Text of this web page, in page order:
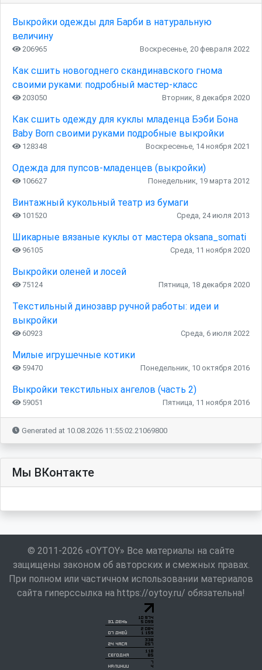
Выкройки одежды для Барби в натуральную
величину
206965 Воскресенье, 20 февраля 2022
Как сшить новогоднего скандинавского гнома
своими руками: подробный мастер-класс
203050 Вторник, 8 декабря 2020
Как сшить одежду для куклы младенца Бэби Бона
Baby Born своими руками подробные выкройки
128348 Воскресенье, 14 ноября 2021
Одежда для пупсов-младенцев (выкройки)
106627 Понедельник, 19 марта 2012
Винтажный кукольный театр из бумаги
101520 Среда, 24 июля 2013
Шикарные вязаные куклы от мастера oksana_somati
96105 Среда, 11 ноября 2020
Выкройки оленей и лосей
75124 Пятница, 18 декабря 2020
Текстильный динозавр ручной работы: идеи и
выкройки
60923 Среда, 6 июля 2022
Милые игрушечные котики
59470 Понедельник, 10 октября 2016
Выкройки текстильных ангелов (часть 2)
59051 Пятница, 11 ноября 2016
Generated at 10.08.2026 11:55:02.21069800
Мы ВКонтакте
© 2011-2026 «OYTOY» Все материалы на сайте
защищены законом об авторских и смежных правах.
При полном или частичном использовании материалов
сайта гиперссылка на https://oytoy.ru/ обязательна!